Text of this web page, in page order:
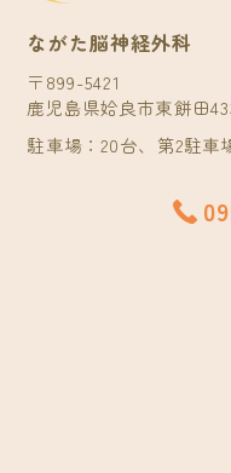
ながた脳神経外科
〒899-5421
鹿児島県姶良市東餅田
駐車場：20台、第2駐車